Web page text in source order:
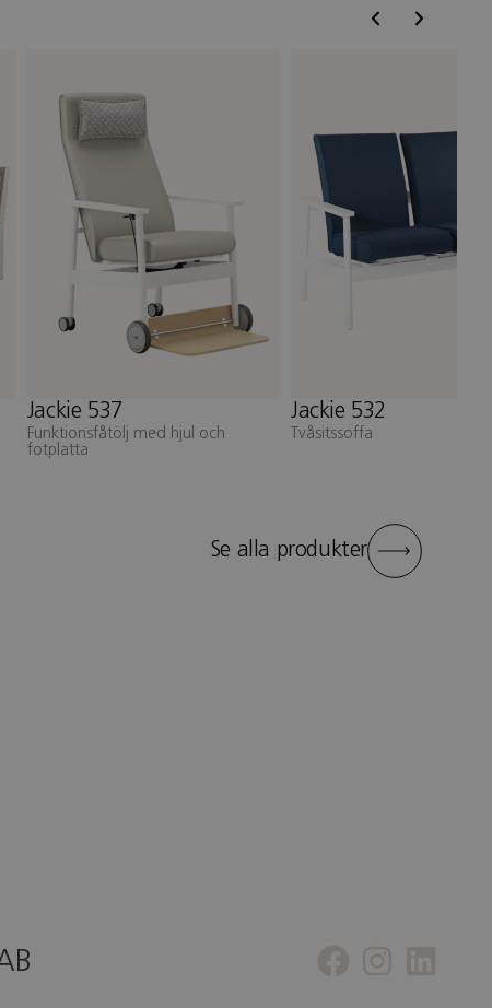
Jackie 537
Funktionsfåtölj med hjul och
fotplatta
Jackie 532
Tvåsitssoffa
Se alla produkter